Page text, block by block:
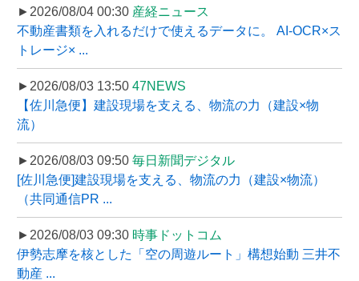
►2026/08/04 00:30 産経ニュース
不動産書類を入れるだけで使えるデータに。 AI-OCR×ス
トレージ× ...
►2026/08/03 13:50 47NEWS
【佐川急便】建設現場を支える、物流の力（建設×物
流）
►2026/08/03 09:50 毎日新聞デジタル
[佐川急便]建設現場を支える、物流の力（建設×物流）
（共同通信PR ...
►2026/08/03 09:30 時事ドットコム
伊勢志摩を核とした「空の周遊ルート」構想始動 三井不
動産 ...